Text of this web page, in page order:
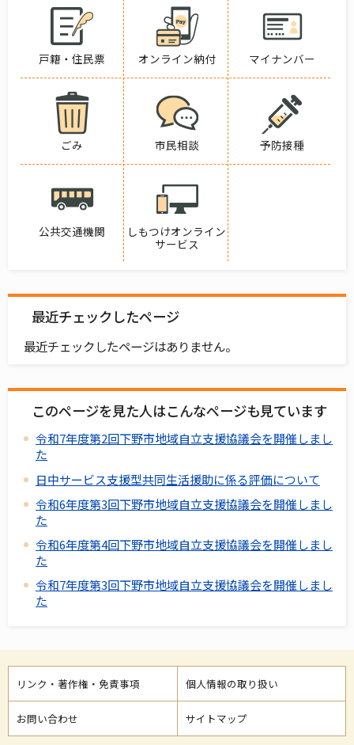
戸籍・住民票 オンライン納付 マイナンバー
ごみ 市民相談 予防接種
公共交通機関
しもつけオンライン
サービス
最近チェックしたページ
最近チェックしたページはありません。
このページを見た人はこんなページも見ています
令和7年度第2回下野市地域自立支援協議会を開催しまし
た
日中サービス支援型共同生活援助に係る評価について
令和6年度第3回下野市地域自立支援協議会を開催しまし
た
令和6年度第4回下野市地域自立支援協議会を開催しまし
た
令和7年度第3回下野市地域自立支援協議会を開催しまし
た
リンク・著作権・免責事項 個人情報の取り扱い
お問い合わせ サイトマップ